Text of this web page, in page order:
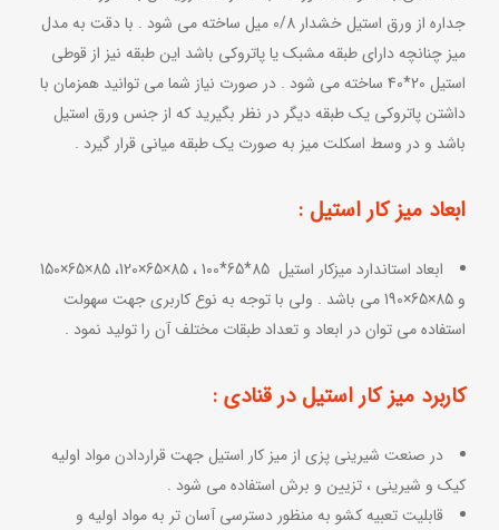
جداره از ورق استیل خشدار 0/8 میل ساخته می شود . با دقت به مدل
میز چنانچه دارای طبقه مشبک یا پاتروکی باشد این طبقه نیز از قوطی
استیل 20*40 ساخته می شود . در صورت نیاز شما می توانید همزمان با
داشتن پاتروکی یک طبقه دیگر در نظر بگیرید که از جنس ورق استیل
باشد و در وسط اسکلت میز به صورت یک طبقه میانی قرار گیرد .
ابعاد میز کار استیل :
ابعاد استاندارد میزکار استیل 85*65*100 ، 85×65×120، 85×65×150
و 85×65×190 می باشد . ولی با توجه به نوع کاربری جهت سهولت
استفاده می توان در ابعاد و تعداد طبقات مختلف آن را تولید نمود .
کاربرد میز کار استیل در قنادی :
در صنعت شیرینی پزی از میز کار استیل جهت قراردادن مواد اولیه
کیک و شیرینی ، تزیین و برش استفاده می شود .
قابلیت تعبیه کشو به منظور دسترسی آسان تر به مواد اولیه و